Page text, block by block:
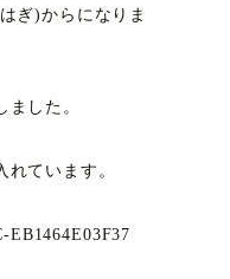
ぎ)からになりま
した。
ています。